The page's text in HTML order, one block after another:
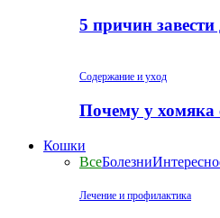
5 причин
Содержание и уход
Почему у хомяка
Кошки
ВсеБолезни
Лечение и профилактика